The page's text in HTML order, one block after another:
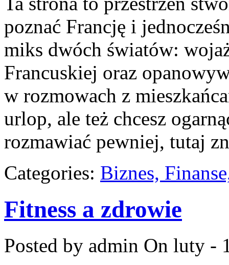
poznać Francję i
miks dwóch światów:
Francuskiej oraz
w rozmowach z
urlop, ale też chcesz
rozmawiać pewniej, tutaj
Categories: Biznes,
Fitness a zdrowie
Posted by admin On luty -